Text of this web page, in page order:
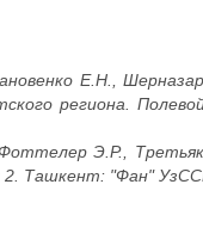
Е.Н.,
региона.
Э.Р.,
Ташкент: "Фан"